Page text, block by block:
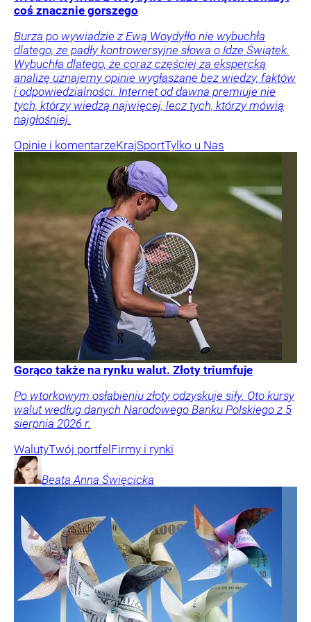
coś znacznie gorszego
Burza po wywiadzie z Ewą Woydyłło nie wybuchła
dlatego, że padły kontrowersyjne słowa o Idze Świątek.
Wybuchła dlatego, że coraz częściej za ekspercką
analizę uznajemy opinie wygłaszane bez wiedzy, faktów
i odpowiedzialności. Internet od dawna premiuje nie
tych, którzy wiedzą najwięcej, lecz tych, którzy mówią
najgłośniej.
Opinie i komentarzeKrajSportTylko u Nas
Gorąco także na rynku walut. Złoty triumfuje
Po wtorkowym osłabieniu złoty odzyskuje siły. Oto kursy
walut według danych Narodowego Banku Polskiego z 5
sierpnia 2026 r.
WalutyTwój portfelFirmy i rynki
Beata Anna Święcicka